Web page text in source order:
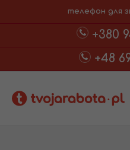
телефон для
+380
+48